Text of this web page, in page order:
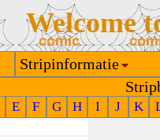
Welcome
Stripinformatie
E F G H I J K